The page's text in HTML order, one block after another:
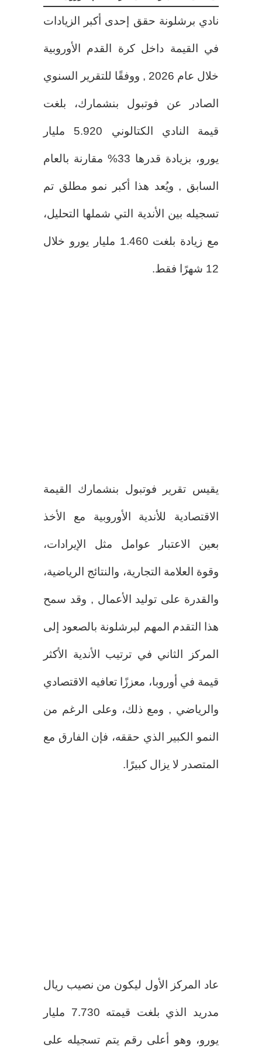
نادي برشلونة حقق إحدى أكبر الزيادات
في القيمة داخل كرة القدم الأوروبية
خلال عام 2026 , ووفقًا للتقرير السنوي
الصادر عن فوتبول بنشمارك، بلغت
قيمة النادي الكتالوني 5.920 مليار
يورو، بزيادة قدرها 33% مقارنة بالعام
السابق , ويُعد هذا أكبر نمو مطلق تم
تسجيله بين الأندية التي شملها التحليل،
مع زيادة بلغت 1.460 مليار يورو خلال
12 شهرًا فقط.
يقيس تقرير فوتبول بنشمارك القيمة
الاقتصادية للأندية الأوروبية مع الأخذ
بعين الاعتبار عوامل مثل الإيرادات،
وقوة العلامة التجارية، والنتائج الرياضية،
والقدرة على توليد الأعمال , وقد سمح
هذا التقدم المهم لبرشلونة بالصعود إلى
المركز الثاني في ترتيب الأندية الأكثر
قيمة في أوروبا، معززًا تعافيه الاقتصادي
والرياضي , ومع ذلك، وعلى الرغم من
النمو الكبير الذي حققه، فإن الفارق مع
المتصدر لا يزال كبيرًا.
عاد المركز الأول ليكون من نصيب ريال
مدريد الذي بلغت قيمته 7.730 مليار
يورو، وهو أعلى رقم يتم تسجيله على